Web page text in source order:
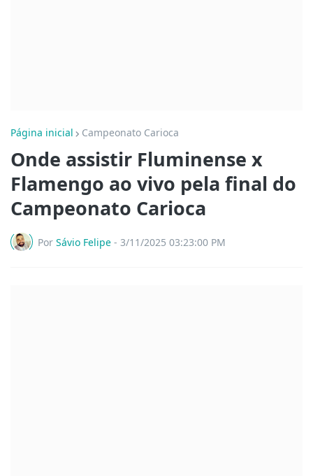
Página inicial Campeonato Carioca
Onde assistir Fluminense x
Flamengo ao vivo pela final do
Campeonato Carioca
Por Sávio Felipe - 3/11/2025 03:23:00 PM